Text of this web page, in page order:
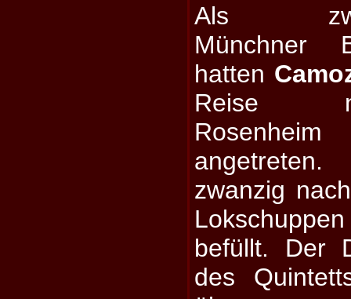
Als
Münchner
hatten
Reise
Rosenheim
zwanzig
befüllt. Der
des